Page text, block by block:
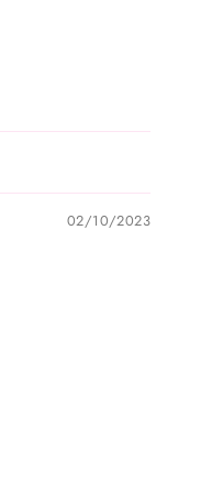
02/10/2023